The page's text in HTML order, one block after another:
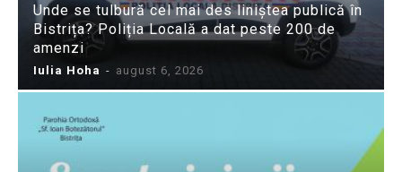
Unde se tulbură cel mai des liniștea publică în
Bistrița? Poliția Locală a dat peste 200 de
amenzi
Iulia Hoha - august 6, 2026